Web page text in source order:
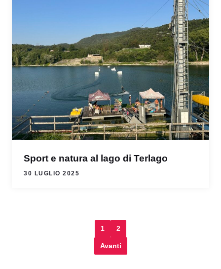
Sport e natura al lago di Terlago
30 LUGLIO 2025
1 2
Avanti